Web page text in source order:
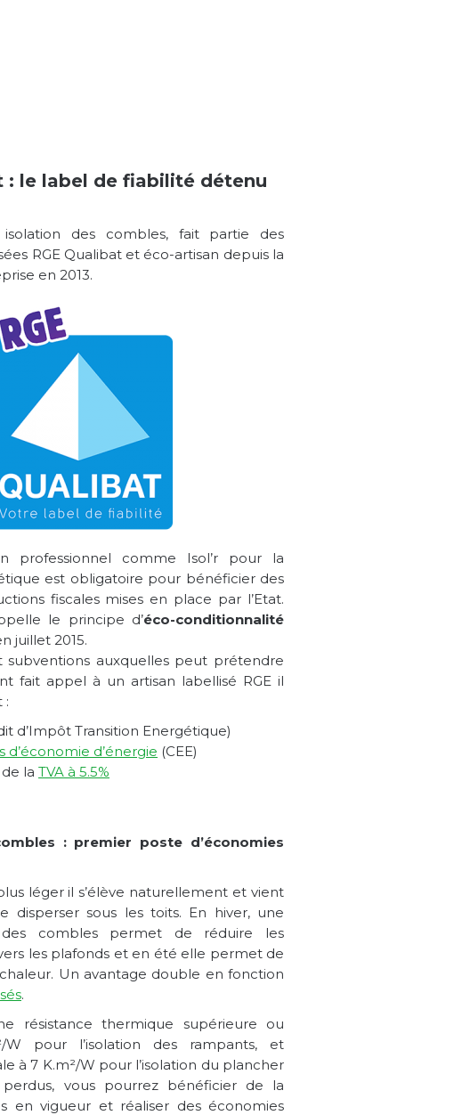
: le label de fiabilité détenu
isolation des combles, fait partie des
RGE Qualibat et éco-artisan depuis la
en 2013.
professionnel comme Isol’r pour la
est obligatoire pour bénéficier des
fiscales mises en place par l’Etat.
le principe d’éco-conditionnalité
juillet 2015.
subventions auxquelles peut prétendre
fait appel à un artisan labellisé RGE il
:
d’Impôt Transition Energétique)
d’économie d’énergie (CEE)
la TVA à 5.5%
: premier poste d’économies
léger il s’élève naturellement et vient
disperser sous les toits. En hiver, une
combles permet de réduire les
les plafonds et en été elle permet de
Un avantage double en fonction
.
résistance thermique supérieure ou
pour l’isolation des rampants, et
à 7 K.m²/W pour l’isolation du plancher
vous pourrez bénéficier de la
en vigueur et réaliser des économies